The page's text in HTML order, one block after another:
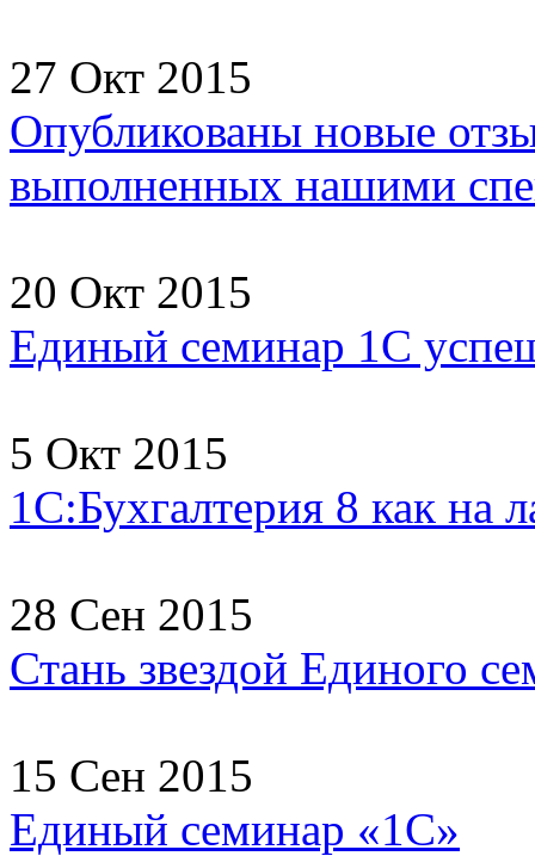
27 Окт 2015
Опубликованы новые
выполненных нашими
20 Окт 2015
Единый семинар 1С
5 Окт 2015
1С:Бухгалтерия 8 как на
28 Сен 2015
Стань звездой Единого
15 Сен 2015
Единый семинар «1С»